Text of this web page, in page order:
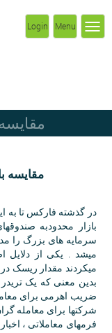
Menu
Login
مقایسه
در گذشته فارکس تا به
بازار محدودبه
سرمایه های بزرگ را
میشد . یکی از دلایل
میکردند مقدار ریسک در
ضریب اهرمی برای
شرکتها برای معامله
فرمهای معاملاتی ،